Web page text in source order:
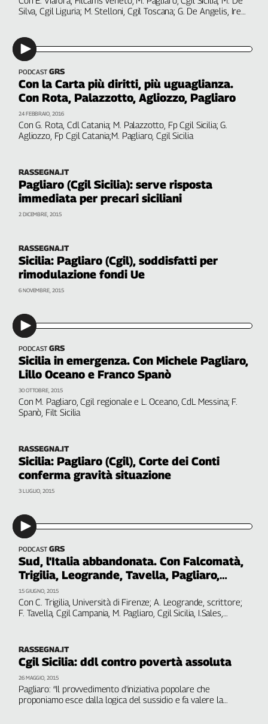
Cerca
Contatti
La
redazione
Newsletter
Social
Silva, Cgil Liguria; M. Stelloni, Cgil Toscana; G. De Angelis, Ires
PODCAST GRS
Con la Carta più diritti, più uguaglianza.
Con Rota, Palazzotto, Agliozzo, Pagliaro
Con G. Rota, Cdl Catania; M. Palazzotto, Fp Cgil Sicilia; G.
Agliozzo, Fp Cgil Catania;M. Pagliaro, Cgil Sicilia
24 FEBBRAIO, 2016
RASSEGNA.IT
Pagliaro (Cgil Sicilia): serve risposta
immediata per precari siciliani
2 DICEMBRE, 2015
RASSEGNA.IT
Sicilia: Pagliaro (Cgil), soddisfatti per
rimodulazione fondi Ue
6 NOVEMBRE, 2015
PODCAST GRS
Sicilia in emergenza. Con Michele Pagliaro,
Lillo Oceano e Franco Spanò
Con M. Pagliaro, Cgil regionale e L. Oceano, CdL Messina; F.
Spanò, Filt Sicilia
30 OTTOBRE, 2015
RASSEGNA.IT
Sicilia: Pagliaro (Cgil), Corte dei Conti
conferma gravità situazione
3 LUGLIO, 2015
PODCAST GRS
Sud, l'Italia abbandonata. Con Falcomatà,
Trigilia, Leogrande, Tavella, Pagliaro,
Sales, Bianchi
Con C. Trigilia, Università di Firenze; A. Leogrande, scrittore;
F. Tavella, Cgil Campania, M. Pagliaro, Cgil Sicilia, I.Sales,
Calabria
15 GIUGNO, 2015
RASSEGNA.IT
Cgil Sicilia: ddl contro povertà assoluta
Pagliaro: “Il provvedimento d'iniziativa popolare che
proponiamo esce dalla logica del sussidio e fa valere la
26 MAGGIO, 2015